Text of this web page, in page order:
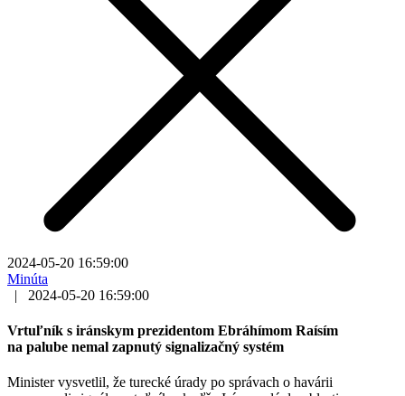
2024-05-20 16:59:00
Minúta
|
2024-05-20 16:59:00
Vrtuľník s iránskym prezidentom Ebráhímom Raísím
na palube nemal zapnutý signalizačný systém
Minister vysvetlil, že turecké úrady po správach o havárii